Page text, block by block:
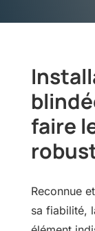
faire
Reconnue
sa fiabilité,